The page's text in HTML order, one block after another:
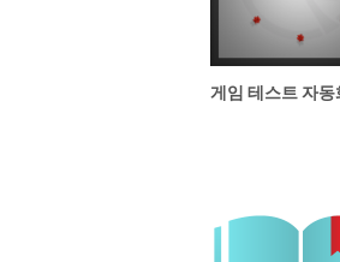
게임 테스트 자동